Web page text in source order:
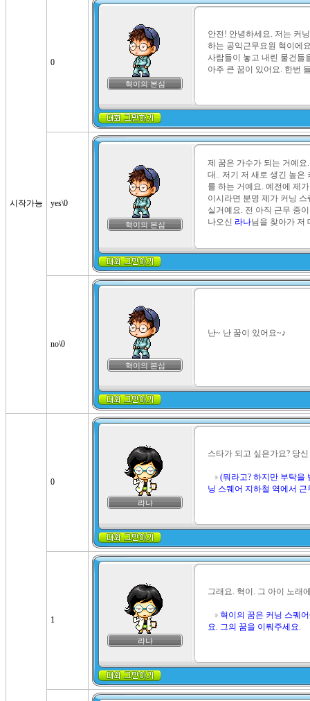
시작가능
0
혁이의 본심
안전! 안녕하세요. 저는 커
하는 공익근무요원 혁이에
사람들이 놓고 내린 물건들
아주 큰 꿈이 있어요. 한번
yes\0
혁이의 본심
제 꿈은 가수가 되는 거예
대.. 저기 저 새로 생긴 높은
를 하는 거예요. 예전에 제
이시라면 분명 제가 커닝
실거예요. 전 아직 근무 중
나오신 라나님을 찾아가 저
no\0
혁이의 본심
난~ 난 꿈이 있어요~♪
0
라나
스타가 되고 싶은가요? 당
(뭐라고? 하지만 부탁
닝 스퀘어 지하철 역에서
1
라나
그래요. 혁이. 그 아이 노래
혁이의 꿈은 커닝 스퀘
요. 그의 꿈을 이뤄주세요.